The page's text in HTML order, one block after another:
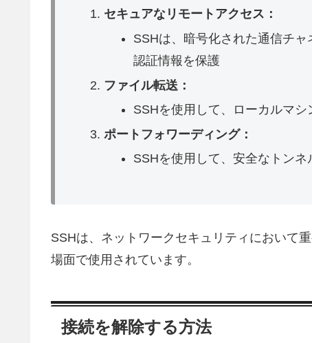
セキュアなリモートアクセス：
SSHは、暗号化された通信チ
認証情報を保護
ファイル転送：
SSHを使用して、ローカルマ
ポートフォワーディング：
SSHを使用して、安全なトン
SSHは、ネットワークセキュリティにおいて
場面で使用されています。
接続を解除する方法